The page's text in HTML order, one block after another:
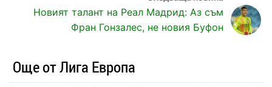
Новият талант на Реал Мадрид: Аз съм
Фран Гонзалес, не новия Буфон
Още от Лига Европа